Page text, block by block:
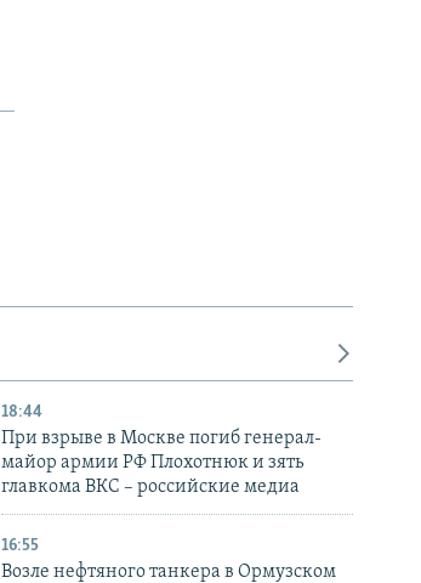
18:44
При взрыве в Москве погиб генерал-
майор армии РФ Плохотнюк и зять
главкома ВКС – российские медиа
16:55
Возле нефтяного танкера в Ормузском